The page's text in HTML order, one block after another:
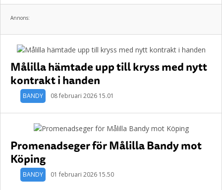
Annons:
Målilla hämtade upp till kryss med nytt
kontrakt i handen
BANDY 08 februari 2026 15.01
Promenadseger för Målilla Bandy mot
Köping
BANDY 01 februari 2026 15.50